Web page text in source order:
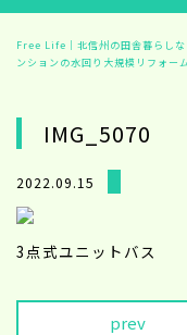
Free Life｜北信州の田舎暮らし
ンションの水回り大規模リフォー
IMG_5070
2022.09.15
3点式ユニットバス
prev